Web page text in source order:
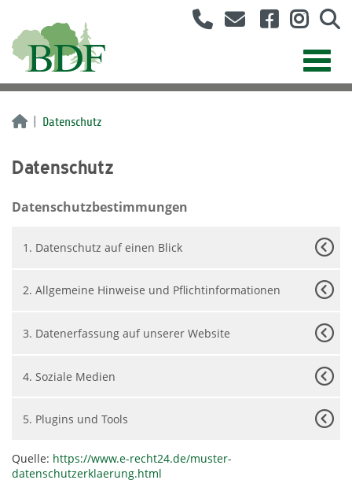
Datenschutz
Datenschutz
Datenschutzbestimmungen
1. Datenschutz auf einen Blick
2. Allgemeine Hinweise und Pflichtinformationen
3. Datenerfassung auf unserer Website
4. Soziale Medien
5. Plugins und Tools
Quelle: https://www.e-recht24.de/muster-
datenschutzerklaerung.html